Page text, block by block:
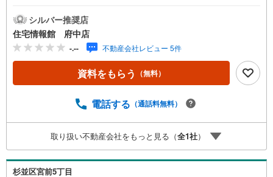
さい。【営業時間 10:00～19:00 火曜・水曜（祝日の場
合は営業いたします）】「資料請求」「内覧」のお問い合
わせは上記時間内ですとスムーズにご対応が可能です。ス
タッフ一同お客様のお問合せをお待ちしております。【住
宅ローン相談会】開催中無理のない住宅ローンの試算やご
購入の際にかかる諸費用の概算も行っております。しっか
気軽にご相談ください。お客様第一主義をモット-にお引越
物件のご紹介だけではなく、お住まいの疑問、不安、お家
の事ならなんでもご相談いただけます。お客様の要望をお
伺いしながら誠心誠意、全力でサポートさせて頂きます。
シルバー推奨店
住宅情報館 府中店
-.-- 不動産会社レビュー 5件
資料をもらう （無料）
電話する （通話料無料）
取り扱い不動産会社をもっと見る（全1社）
杉並区宮前5丁目